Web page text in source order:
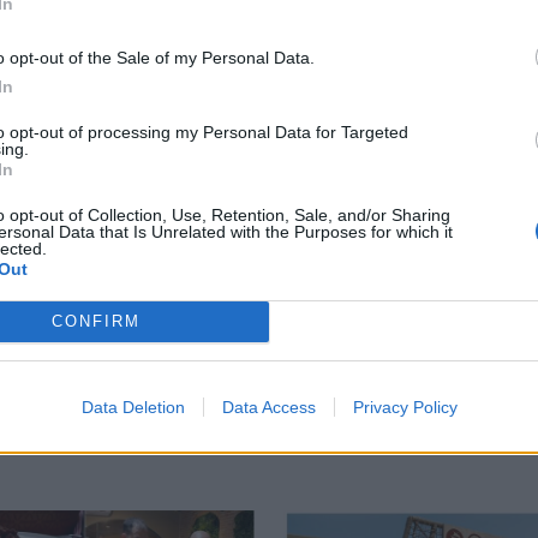
opt-out of the Sale of my Personal Data.
opt-out of processing my Personal Data for Targeted
opt-out of Collection, Use, Retention, Sale, and/or Sharing
Data that Is Unrelated with the Purposes for which it
CONFIRM
Data Deletion Data Access Privacy Policy
πριν από τον ΟΦΗ
Γιάννης Κωνσταντέλιας: Μπαμπάς για δεύτερη φορά
Γιάννης Κωνσταντέλιας: Μπαμπάς
Μπαμπάς για δεύτερη φορά έγινε
Μέσι
στον πατέρα του Μέσι
Η πρώτη ομάδα που συλλυπήθηκε για τον χαμό του
SPORTS 18:55
Η πρώτη ομάδα που συλλυπήθηκε
Μέσι